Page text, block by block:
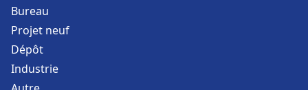
Bureau
Projet neuf
Dépôt
Industrie